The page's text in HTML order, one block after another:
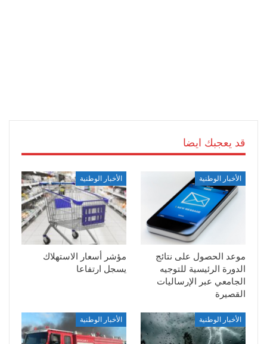
قد يعجبك ايضا
الأخبار الوطنية
موعد الحصول على نتائج
الدورة الرئيسية للتوجيه
الجامعي عبر الإرساليات
القصيرة
الأخبار الوطنية
مؤشر أسعار الاستهلاك
يسجل ارتفاعا
الأخبار الوطنية الأخبار الوطنية